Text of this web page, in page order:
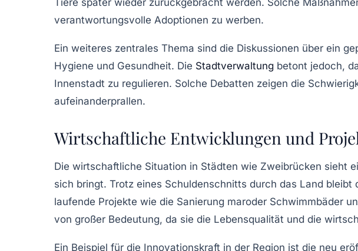
verantwortungsvolle Adoptionen zu werben.
Ein weiteres zentrales Thema sind die Diskussionen über ein
Hygiene und Gesundheit. Die Stadtverwaltung betont jedoch,
Innenstadt zu regulieren. Solche Debatten zeigen die
aufeinanderprallen.
Wirtschaftliche Entwicklungen und
Die wirtschaftliche Situation in Städten wie Zweibrücken sieht
sich bringt. Trotz eines Schuldenschnitts durch das Land
laufende Projekte wie die Sanierung maroder Schwimmbäder
von großer Bedeutung, da sie die Lebensqualität und die
Ein Beispiel für die Innovationskraft in der Region ist die neu